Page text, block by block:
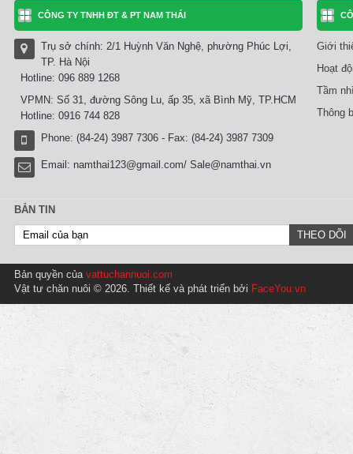
CÔNG TY TNHH ĐT & PT NAM THÁI
Trụ sở chính: 2/1 Huỳnh Văn Nghệ, phường Phúc Lợi,
TP. Hà Nội
Hotline: 096 889 1268
VPMN: Số 31, đường Sông Lu, ấp 35, xã Bình Mỹ, TP.HCM
Hotline: 0916 744 828
Phone: (84-24) 3987 7306 - Fax: (84-24) 3987 7309
Email: namthai123@gmail.com/ Sale@namthai.vn
Giới
Hoạt
Tầm
Thông
BẢN TIN
Bản quyền của vattuchannuoi.com
Vật tư chăn nuôi © 2026. Thiết kế và phát triển bởi FaceYou.vn